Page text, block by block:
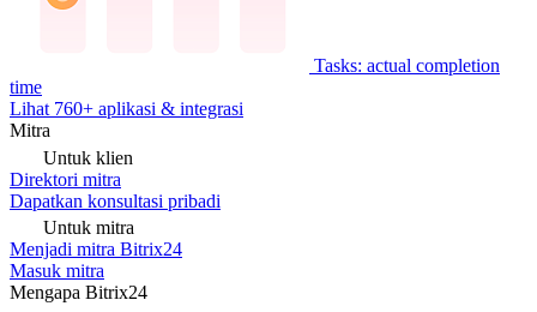
Tasks: actual completion
time
Lihat 760+ aplikasi & integrasi
Mitra
Untuk klien
Direktori mitra
Dapatkan konsultasi pribadi
Untuk mitra
Menjadi mitra Bitrix24
Masuk mitra
Mengapa Bitrix24